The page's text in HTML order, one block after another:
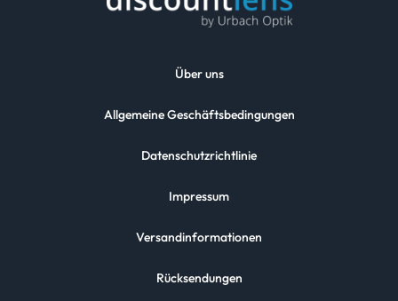
Über uns
Allgemeine Geschäftsbedingungen
Datenschutzrichtlinie
Impressum
Versandinformationen
Rücksendungen